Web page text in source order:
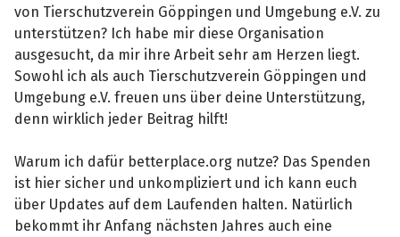
von Tierschutzverein Göppingen und Umgebung e.V. zu
unterstützen? Ich habe mir diese Organisation
ausgesucht, da mir ihre Arbeit sehr am Herzen liegt.
Sowohl ich als auch Tierschutzverein Göppingen und
Umgebung e.V. freuen uns über deine Unterstützung,
denn wirklich jeder Beitrag hilft!
Warum ich dafür betterplace.org nutze? Das Spenden
ist hier sicher und unkompliziert und ich kann euch
über Updates auf dem Laufenden halten. Natürlich
bekommt ihr Anfang nächsten Jahres auch eine